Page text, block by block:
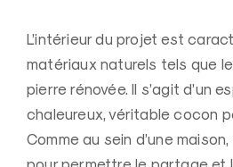
L’intérieur du projet est
matériaux naturels tels que
pierre rénovée. Il s’agit d’un
chaleureux, véritable cocon
Comme au sein d’une